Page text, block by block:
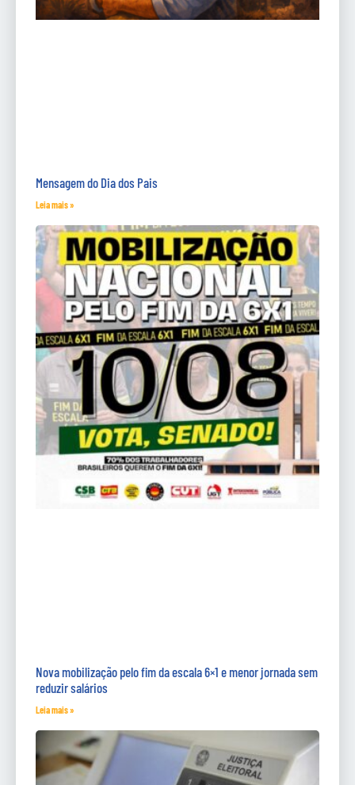
Mensagem do Dia dos Pais
Leia mais »
Nova mobilização pelo fim da escala 6×1 e menor jornada sem
reduzir salários
Leia mais »